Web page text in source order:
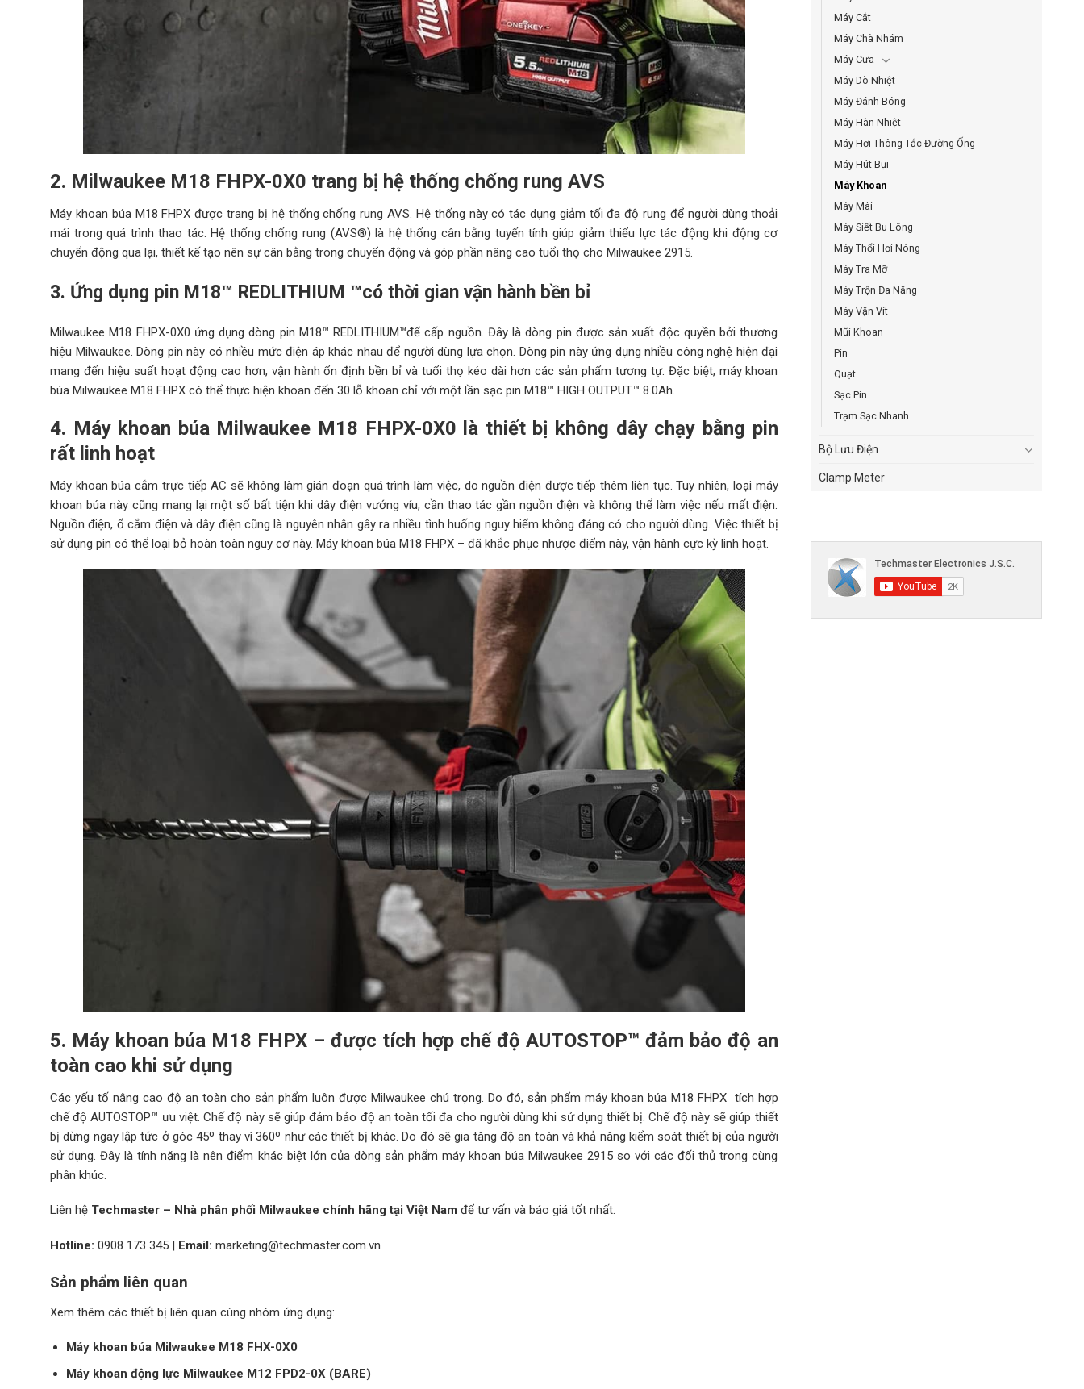
2. Milwaukee M18 FHPX-0X0 trang bị hệ thống chống rung AVS
Máy khoan búa M18 FHPX được trang bị hệ thống chống rung AVS. Hệ thống này có tác dụng giảm tối đa độ rung để người dùng thoải
mái trong quá trình thao tác. Hệ thống chống rung (AVS®) là hệ thống cân bằng tuyến tính giúp giảm thiểu lực tác động khi động cơ
chuyển động qua lại, thiết kế tạo nên sự cân bằng trong chuyển động và góp phần nâng cao tuổi thọ cho Milwaukee 2915.
3. Ứng dụng pin M18™ REDLITHIUM ™có thời gian vận hành bền bỉ
Milwaukee M18 FHPX-0X0 ứng dụng dòng pin M18™ REDLITHIUM™để cấp nguồn. Đây là dòng pin được sản xuất độc quyền bởi thương
hiệu Milwaukee. Dòng pin này có nhiều mức điện áp khác nhau để người dùng lựa chọn. Dòng pin này ứng dụng nhiều công nghệ hiện đại
mang đến hiệu suất hoạt động cao hơn, vận hành ổn định bền bỉ và tuổi thọ kéo dài hơn các sản phẩm tương tự. Đặc biệt, máy khoan
búa Milwaukee M18 FHPX có thể thực hiện khoan đến 30 lỗ khoan chỉ với một lần sạc pin M18™ HIGH OUTPUT™ 8.0Ah.
4. Máy khoan búa Milwaukee M18 FHPX-0X0 là thiết bị không dây chạy bằng pin
rất linh hoạt
Máy khoan búa cắm trực tiếp AC sẽ không làm gián đoạn quá trình làm việc, do nguồn điện được tiếp thêm liên tục. Tuy nhiên, loại máy
khoan búa này cũng mang lại một số bất tiện khi dây điện vướng víu, cần thao tác gần nguồn điện và không thể làm việc nếu mất điện.
Nguồn điện, ổ cắm điện và dây điện cũng là nguyên nhân gây ra nhiều tình huống nguy hiểm không đáng có cho người dùng. Việc thiết bị
sử dụng pin có thể loại bỏ hoàn toàn nguy cơ này. Máy khoan búa M18 FHPX – đã khắc phục nhược điểm này, vận hành cực kỳ linh hoạt.
5. Máy khoan búa M18 FHPX – được tích hợp chế độ AUTOSTOP™ đảm bảo độ an
toàn cao khi sử dụng
Các yếu tố nâng cao độ an toàn cho sản phẩm luôn được Milwaukee chú trọng. Do đó, sản phẩm máy khoan búa M18 FHPX tích hợp
chế độ AUTOSTOP™ ưu việt. Chế độ này sẽ giúp đảm bảo độ an toàn tối đa cho người dùng khi sử dụng thiết bị. Chế độ này sẽ giúp thiết
bị dừng ngay lập tức ở góc 45º thay vì 360º như các thiết bị khác. Do đó sẽ gia tăng độ an toàn và khả năng kiểm soát thiết bị của người
sử dụng. Đây là tính năng là nên điểm khác biệt lớn của dòng sản phẩm máy khoan búa Milwaukee 2915 so với các đối thủ trong cùng
phân khúc.
Liên hệ Techmaster – Nhà phân phối Milwaukee chính hãng tại Việt Nam để tư vấn và báo giá tốt nhất.
Hotline: 0908 173 345 | Email: marketing@techmaster.com.vn
Sản phẩm liên quan
Xem thêm các thiết bị liên quan cùng nhóm ứng dụng:
Máy khoan búa Milwaukee M18 FHX-0X0
Máy khoan động lực Milwaukee M12 FPD2-0X (BARE)
Máy Cắt
Máy Chà Nhám
Máy Cưa
Máy Dò Nhiệt
Máy Đánh Bóng
Máy Hàn Nhiệt
Máy Hơi Thông Tắc Đường Ống
Máy Hút Bụi
Máy Khoan
Máy Mài
Máy Siết Bu Lông
Máy Thổi Hơi Nóng
Máy Tra Mỡ
Máy Trộn Đa Năng
Máy Vặn Vít
Mũi Khoan
Pin
Quạt
Sạc Pin
Trạm Sạc Nhanh
Bộ Lưu Điện
Clamp Meter